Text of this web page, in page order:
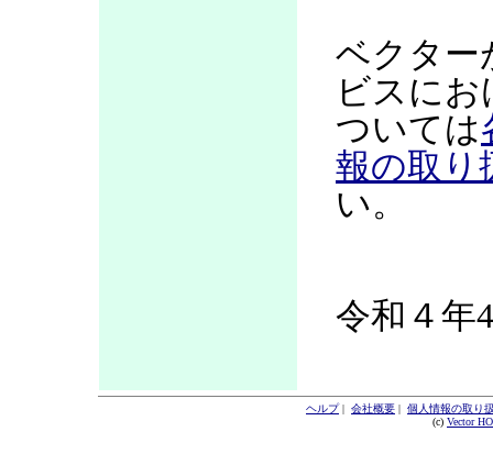
ベクター
ビスに
ついては
報の取り
い。
令和４年
ヘルプ| 会社概要 | 個人情報の取り
(c) Vector